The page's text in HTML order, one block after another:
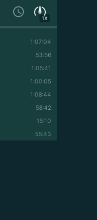
1X
1:07:04
53:56
1:05:41
1:00:05
1:08:44
58:42
15:10
55:43